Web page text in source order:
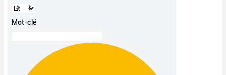
Mot-clé